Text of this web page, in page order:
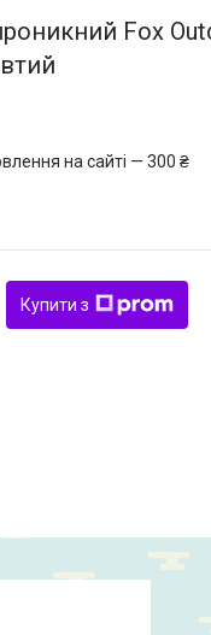
Fox
на сайті — 300 ₴
Купити з